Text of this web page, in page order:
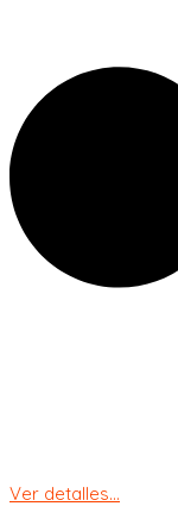
Ver detalles...